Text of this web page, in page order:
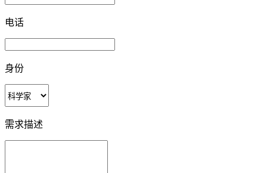
电话
身份
需求描述